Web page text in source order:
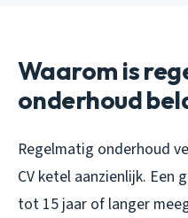
Waarom is
onderhoud
Regelmatig onderhoud
CV ketel aanzienlijk. Een
tot 15 jaar of langer